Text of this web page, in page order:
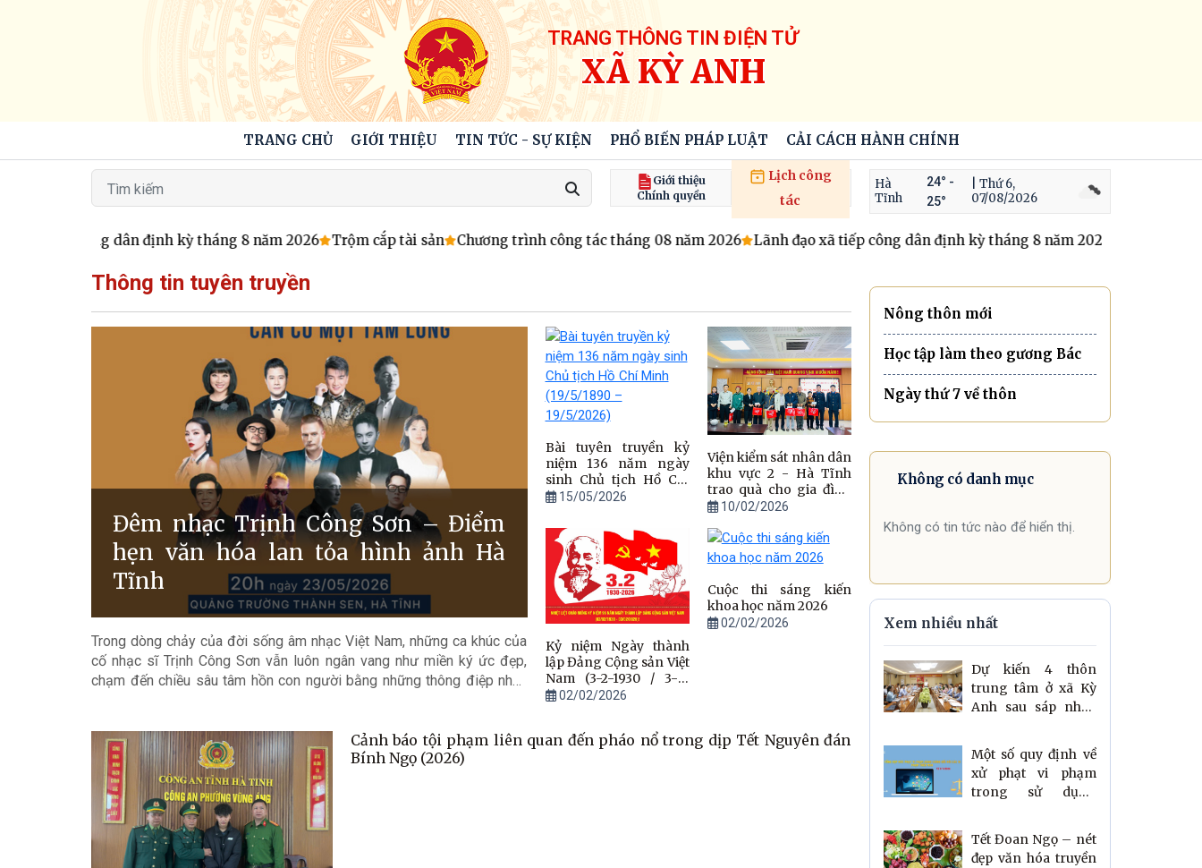
TRANG THÔNG TIN ĐIỆN TỬ
XÃ KỲ ANH
TRANG CHỦ GIỚI THIỆU TIN TỨC - SỰ KIỆN PHỔ BIẾN PHÁP LUẬT CẢI CÁCH HÀNH CHÍNH
Giới thiệu
Chính quyền
Lịch công
tác
Hà
Tĩnh
24° -
25°
| Thứ 6,
07/08/2026
xã tiếp công dân định kỳ tháng 8 năm 2026 Trộm cắp tài sản Chương trình công tác tháng 08 năm 2026 Lãnh đạo xã tiếp công dân định kỳ tháng 8 năm 2026 Trộm cắp tài
Thông tin tuyên truyền
Đêm nhạc Trịnh Công Sơn – Điểm
hẹn văn hóa lan tỏa hình ảnh Hà
Tĩnh
Trong dòng chảy của đời sống âm nhạc Việt Nam, những ca khúc của
cố nhạc sĩ Trịnh Công Sơn vẫn luôn ngân vang như miền ký ức đẹp,
chạm đến chiều sâu tâm hồn con người bằng những thông điệp nhân
khát vọng sống đẹp và sống với một tấm lòng rộng mở.
Bài tuyên truyền kỷ
niệm 136 năm ngày
sinh Chủ tịch Hồ Chí
Minh (19/5/1890 –
15/05/2026
Viện kiểm sát nhân dân
khu vực 2 - Hà Tĩnh
trao quà cho gia đình
người có công với cách
khăn trên địa bàn
nhân dịp Tết Nguyên
đán Bính Ngọ-2026
10/02/2026
Kỷ niệm Ngày thành
lập Đảng Cộng sản Việt
Nam (3-2-1930 / 3-2-
2026) - 96 năm đồng
Nam
02/02/2026
Cuộc thi sáng kiến
khoa học năm 2026
02/02/2026
Cảnh báo tội phạm liên quan đến pháo nổ trong dịp Tết Nguyên đán
Bính Ngọ (2026)
Nông thôn mới
Học tập làm theo gương Bác
Ngày thứ 7 về thôn
Không có danh mục
Không có tin tức nào để hiển thị.
Xem nhiều nhất
Dự kiến 4 thôn
trung tâm ở xã Kỳ
Anh sau sáp nhập
Một số quy định về
xử phạt vi phạm
trong sử dụng
Nghị định số
174/2026/NĐ-CP
Tết Đoan Ngọ – nét
đẹp văn hóa truyền